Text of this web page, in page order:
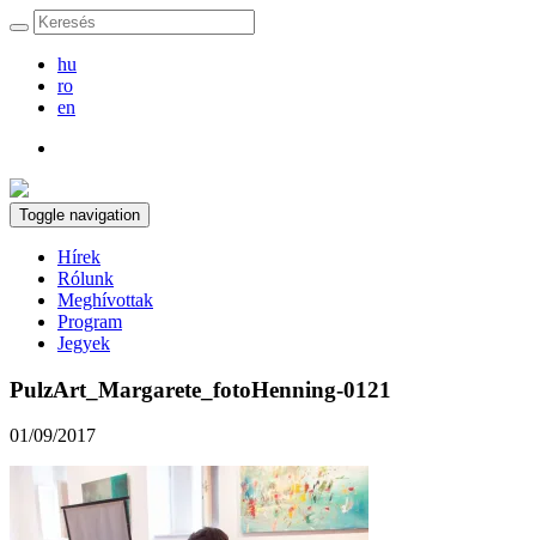
hu
ro
en
Toggle navigation
Hírek
Rólunk
Meghívottak
Program
Jegyek
PulzArt_Margarete_fotoHenning-0121
01/09/2017